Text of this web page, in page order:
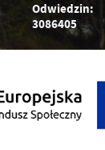
Odwiedzin:
3086405